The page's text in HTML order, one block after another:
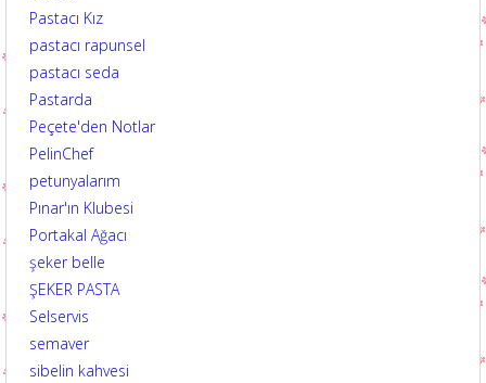
Pastacı Kız
pastacı rapunsel
pastacı seda
Pastarda
Peçete'den Notlar
PelinChef
petunyalarım
Pınar'ın Klubesi
Portakal Ağacı
şeker belle
ŞEKER PASTA
Selservis
semaver
sibelin kahvesi